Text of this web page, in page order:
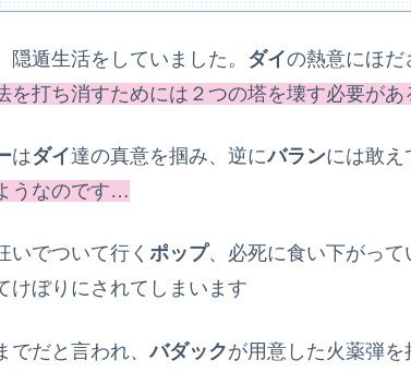
遁生活をしていました。 ダイの熱意にほだ
を打ち消すためには２つの塔を壊す必要があ
はダイ達の真意を掴み、逆にバランには敢え
うなのです…
いでついて行く ポップ、必死に食い下がって
けぼりにされてしまいます
でだと言われ、バダックが用意した火薬弾を